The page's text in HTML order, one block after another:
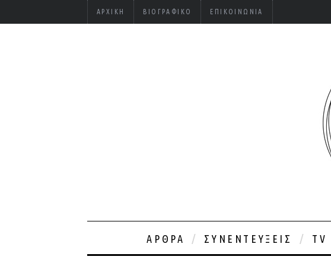
ΑΡΧΙΚΉ ΒΙΟΓΡΑΦΙΚΌ ΕΠΙΚΟΙΝΩΝΊΑ
ΆΡΘΡΑ ΣΥΝΕΝΤΕΎΞΕΙΣ TV